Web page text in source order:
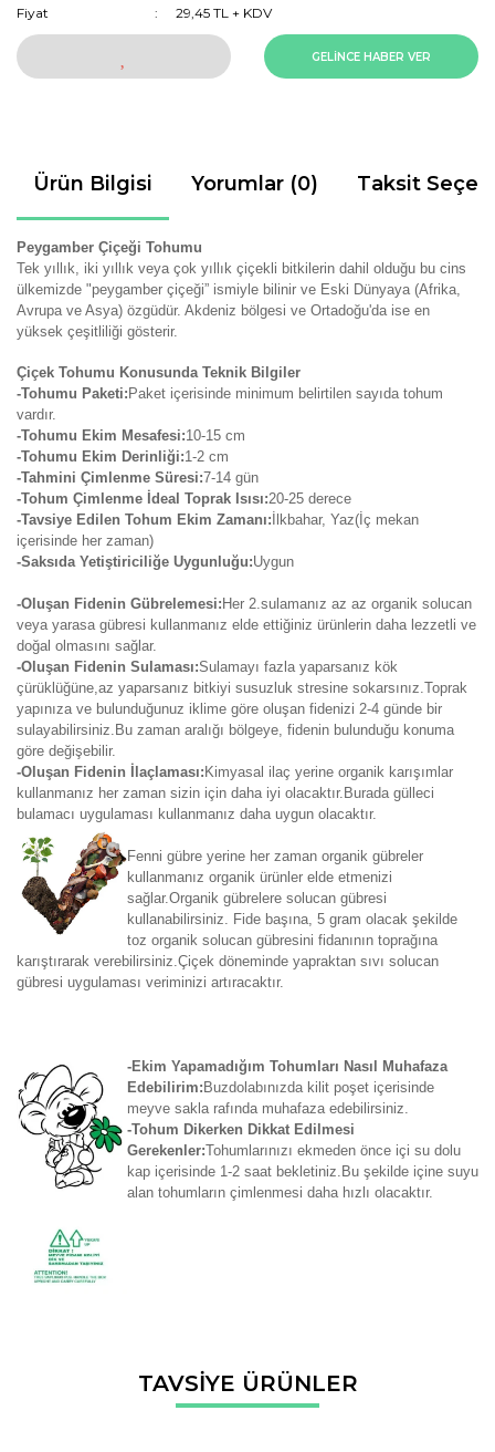
Fiyat
29,45 TL + KDV
GELİNCE HABER VER
Ürün Bilgisi Yorumlar (0) Taksit
Peygamber Çiçeği Tohumu
Tek yıllık, iki yıllık veya çok yıllık çiçekli bitkilerin dahil olduğu bu cins
ülkemizde "peygamber çiçeği” ismiyle bilinir ve Eski Dünyaya (Afrika,
Avrupa ve Asya) özgüdür. Akdeniz bölgesi ve Ortadoğu'da ise en
yüksek çeşitliliği gösterir.
Çiçek Tohumu Konusunda Teknik Bilgiler
-Tohumu Paketi: Paket içerisinde minimum belirtilen sayıda tohum
vardır.
-Tohumu Ekim Mesafesi:10-15 cm
-Tohumu Ekim Derinliği:1-2 cm
-Tahmini Çimlenme Süresi:7-14 gün
-Tohum Çimlenme İdeal Toprak Isısı:20-25 derece
-Tavsiye Edilen Tohum Ekim Zamanı: İlkbahar, Yaz(İç mekan
içerisinde her zaman)
-Saksıda Yetiştiriciliğe Uygunluğu:Uygun
-Oluşan Fidenin Gübrelemesi: Her 2.sulamanız az az organik solucan
veya yarasa gübresi kullanmanız elde ettiğiniz ürünlerin daha lezzetli ve
doğal olmasını sağlar.
-Oluşan Fidenin Sulaması:Sulamayı fazla yaparsanız kök
çürüklüğüne,az yaparsanız bitkiyi susuzluk stresine sokarsınız.Toprak
yapınıza ve bulunduğunuz iklime göre oluşan fidenizi 2-4 günde bir
sulayabilirsiniz.Bu zaman aralığı bölgeye, fidenin bulunduğu konuma
göre değişebilir.
-Oluşan Fidenin İlaçlaması: Kimyasal ilaç yerine organik karışımlar
kullanmanız her zaman sizin için daha iyi olacaktır.Burada gülleci
bulamacı uygulaması kullanmanız daha uygun olacaktır.
Fenni gübre yerine her zaman organik gübreler
kullanmanız organik ürünler elde etmenizi
sağlar.Organik gübrelere solucan gübresi
kullanabilirsiniz. Fide başına, 5 gram olacak şekilde
toz organik solucan gübresini fidanının toprağına
karıştırarak verebilirsiniz.Çiçek döneminde yapraktan sıvı solucan
gübresi uygulaması veriminizi artıracaktır.
-Ekim Yapamadığım Tohumları Nasıl Muhafaza
Edebilirim: Buzdolabınızda kilit poşet içerisinde
meyve sakla rafında muhafaza edebilirsiniz.
-Tohum Dikerken Dikkat Edilmesi
Gerekenler:Tohumlarınızı ekmeden önce içi su dolu
kap içerisinde 1-2 saat bekletiniz.Bu şekilde içine suyu
alan tohumların çimlenmesi daha hızlı olacaktır.
Bu ürüne ilk yorumu siz yapın!
Bu ürünün fiyat bilgisi, resim, ürün açıklamalarında ve diğer
konularda yetersiz gördüğünüz noktaları öneri formunu
TAVSİYE ÜRÜNLER